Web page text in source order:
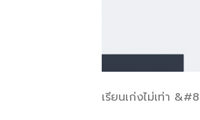
เรียนเก่งไม่เท่า &#8